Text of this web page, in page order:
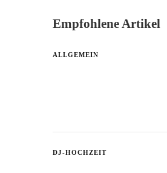
Empfohlene Artikel
ALLGEMEIN
DJ-HOCHZEIT